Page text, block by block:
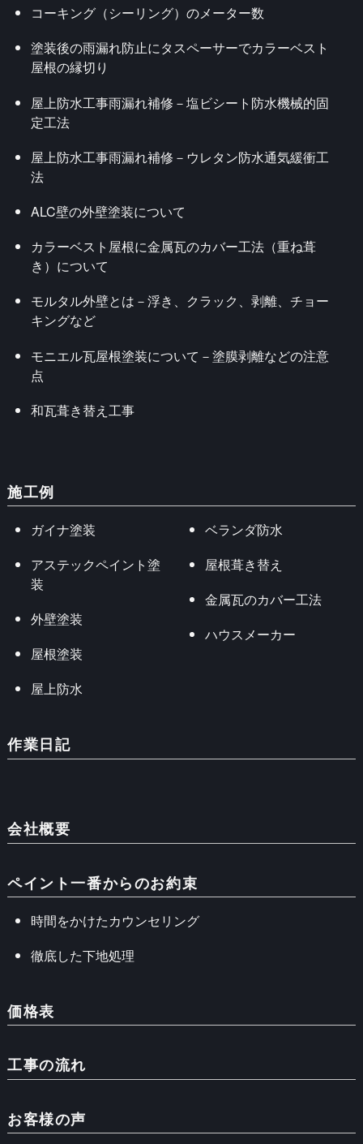
コーキング（シーリング）のメーター数
塗装後の雨漏れ防止にタスペーサーでカラーベスト
屋根の縁切り
屋上防水工事雨漏れ補修－塩ビシート防水機械的固
定工法
屋上防水工事雨漏れ補修－ウレタン防水通気緩衝工
法
ALC壁の外壁塗装について
カラーベスト屋根に金属瓦のカバー工法（重ね葺
き）について
モルタル外壁とは－浮き、クラック、剥離、チョー
キングなど
モニエル瓦屋根塗装について－塗膜剥離などの注意
点
和瓦葺き替え工事
施工例
ガイナ塗装
アステックペイント塗
装
外壁塗装
屋根塗装
屋上防水
ベランダ防水
屋根葺き替え
金属瓦のカバー工法
ハウスメーカー
作業日記
会社概要
ペイント一番からのお約束
時間をかけたカウンセリング
徹底した下地処理
価格表
工事の流れ
お客様の声